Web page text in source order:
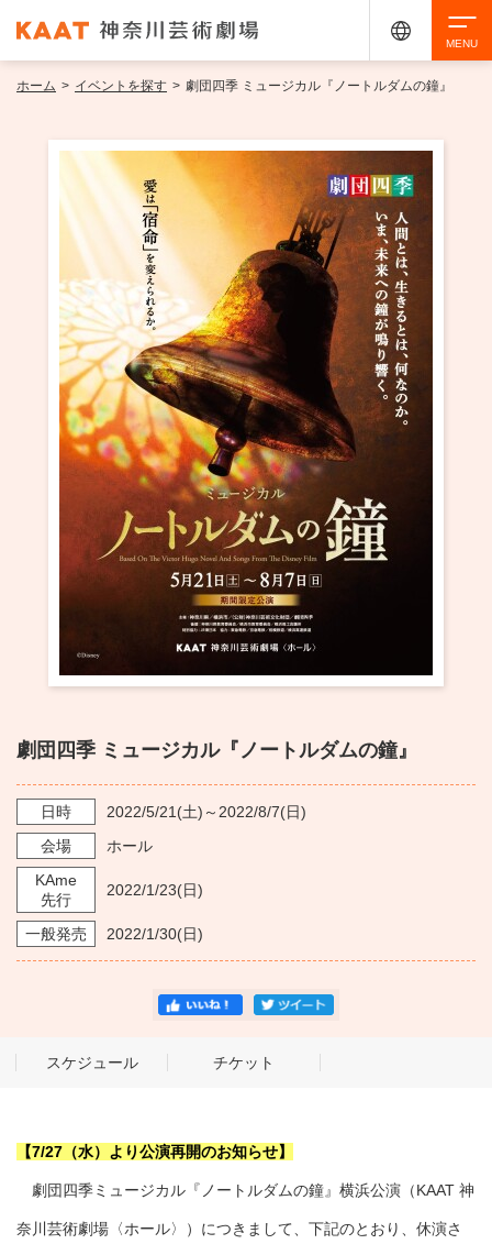
イベントを探す
・ イベント一覧
・ イベントカレンダー
ご来場案内
・ 館内サービス・アクセシビリティ
・ フロアマップ
・ レストラン/カフェ
・ 交通案内
施設を借りる
KAATについて
・ 芸術監督
・ フロアマップ
・ レストラン/カフェ
ホーム > イベントを探す > 劇団四季 ミュージカル『ノートルダムの鐘』
劇団四季 ミュージカル『ノートルダムの鐘』
日時 2022/5/21 (土)～ 2022/8/7(日)
会場
ホール
KAme
先行
2022/1/23(日)
一般発売 2022/1/30(日)
スケジュール チケット
【7/27（水）より公演再開のお知らせ】
劇団四季ミュージカル『ノートルダムの鐘』横浜公演（KAAT 神
奈川芸術劇場〈ホール〉）につきまして、下記のとおり、休演さ